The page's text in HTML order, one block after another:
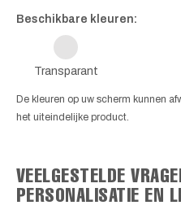
Beschikbare kleuren:
Transparant
De kleuren op uw scherm kunnen
het uiteindelijke product.
VEELGESTELDE
PERSONALISATIE EN